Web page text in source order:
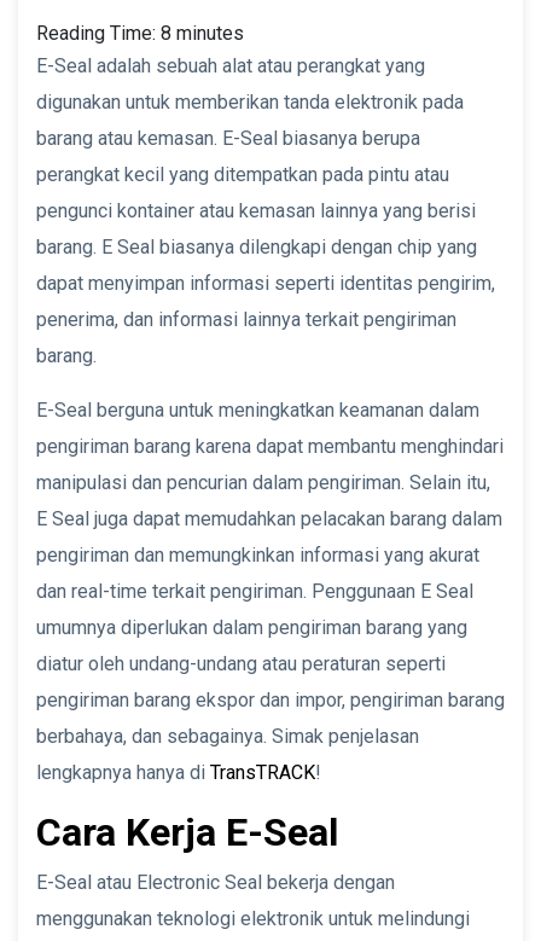
Reading Time: 8 minutes
E-Seal adalah sebuah alat atau perangkat yang
digunakan untuk memberikan tanda elektronik pada
barang atau kemasan. E-Seal biasanya berupa
perangkat kecil yang ditempatkan pada pintu atau
pengunci kontainer atau kemasan lainnya yang berisi
barang. E Seal biasanya dilengkapi dengan chip yang
dapat menyimpan informasi seperti identitas pengirim,
penerima, dan informasi lainnya terkait pengiriman
barang.
E-Seal berguna untuk meningkatkan keamanan dalam
pengiriman barang karena dapat membantu menghindari
manipulasi dan pencurian dalam pengiriman. Selain itu,
E Seal juga dapat memudahkan pelacakan barang dalam
pengiriman dan memungkinkan informasi yang akurat
dan real-time terkait pengiriman. Penggunaan E Seal
umumnya diperlukan dalam pengiriman barang yang
diatur oleh undang-undang atau peraturan seperti
pengiriman barang ekspor dan impor, pengiriman barang
berbahaya, dan sebagainya. Simak penjelasan
lengkapnya hanya di TransTRACK!
Cara Kerja E-Seal
E-Seal atau Electronic Seal bekerja dengan
menggunakan teknologi elektronik untuk melindungi